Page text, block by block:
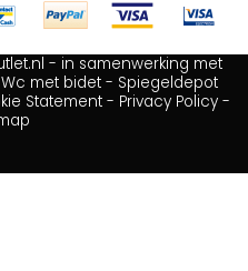
- in samenwerking met
Wc met bidet - Spiegeldepot
Statement- Privacy Policy-